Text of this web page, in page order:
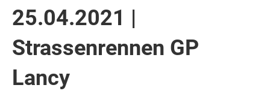
25.04.2021 |
Strassenrennen GP
Lancy